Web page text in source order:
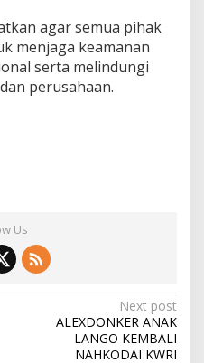
agar semua pihak
menjaga keamanan
serta melindungi
perusahaan.
Us
Next post
ALEXDONKER ANAK
LANGO KEMBALI
NAHKODAI KWRI